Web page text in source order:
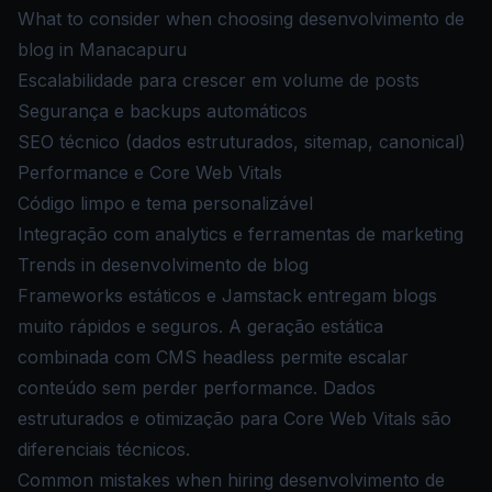
What to consider when choosing desenvolvimento de
blog in Manacapuru
Escalabilidade para crescer em volume de posts
Segurança e backups automáticos
SEO técnico (dados estruturados, sitemap, canonical)
Performance e Core Web Vitals
Código limpo e tema personalizável
Integração com analytics e ferramentas de marketing
Trends in desenvolvimento de blog
Frameworks estáticos e Jamstack entregam blogs
muito rápidos e seguros. A geração estática
combinada com CMS headless permite escalar
conteúdo sem perder performance. Dados
estruturados e otimização para Core Web Vitals são
diferenciais técnicos.
Common mistakes when hiring desenvolvimento de